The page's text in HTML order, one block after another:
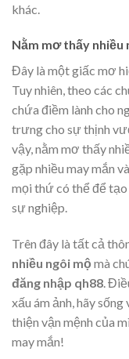
khác.
Nằm mơ thấy nhiều
Đây là một giấc mơ
Tuy nhiên, theo các
chứa điềm lành cho
trưng cho sự thịnh
vậy, nằm mơ thấy
gặp nhiều may mắn
mọi thứ có thể để
sự nghiệp.
Trên đây là tất cả
nhiều ngôi mộ mà
đăng nhập qh88.
xấu ám ảnh, hãy
thiện vận mệnh của
may mắn!